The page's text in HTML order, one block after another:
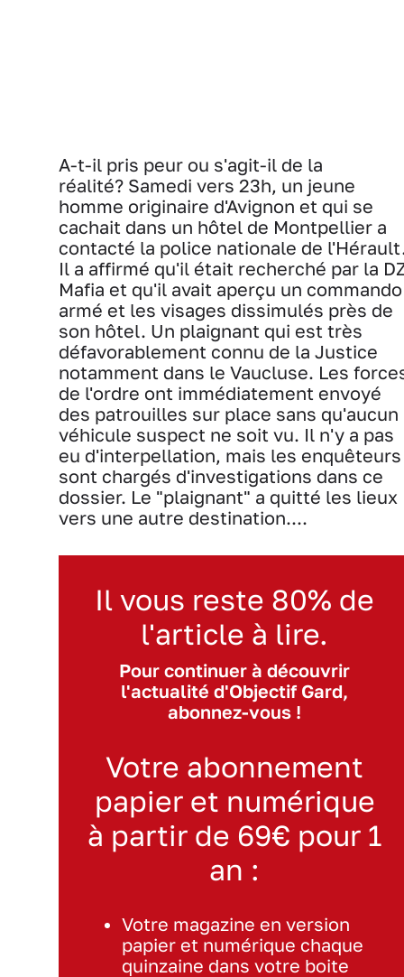
A-t-il pris peur ou s'agit-il de la
réalité? Samedi vers 23h, un jeune
homme originaire d'Avignon et qui se
cachait dans un hôtel de Montpellier a
contacté la police nationale de
Il a affirmé qu'il était recherché par la
Mafia et qu'il avait aperçu un commando
armé et les visages dissimulés près de
son hôtel. Un plaignant qui est très
défavorablement connu de la Justice
notamment dans le Vaucluse. Les
de l'ordre ont immédiatement envoyé
des patrouilles sur place sans qu'aucun
véhicule suspect ne soit vu. Il n'y a pas
eu d'interpellation, mais les enquêteurs
sont chargés d'investigations dans ce
dossier. Le "plaignant" a quitté les lieux
vers une autre destination....
Il vous reste 80% de
l'article à lire.
Pour continuer à découvrir
l'actualité d'Objectif Gard,
abonnez-vous !
Votre abonnement
papier et numérique
à partir de 69€ pour 1
an :
Votre magazine en version
papier et numérique chaque
quinzaine dans votre boite